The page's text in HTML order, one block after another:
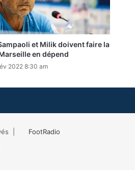
et Milik doivent faire la
en dépend
2022 8:30 am
|
FootRadio